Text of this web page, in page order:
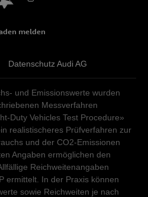
melden
Datenschutz Audi AG
und Emissionswerte wurden
Messverfahren
Duty Vehicles Test Procedure»
realistischeres Prüfverfahren zur
und der CO2-Emissionen
Angaben ermöglichen den
Reichweitenangaben
ermittelt. In der Praxis können
sowie Reichweiten je nach